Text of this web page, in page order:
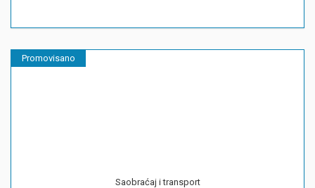
Promovisano
Saobraćaj i transport